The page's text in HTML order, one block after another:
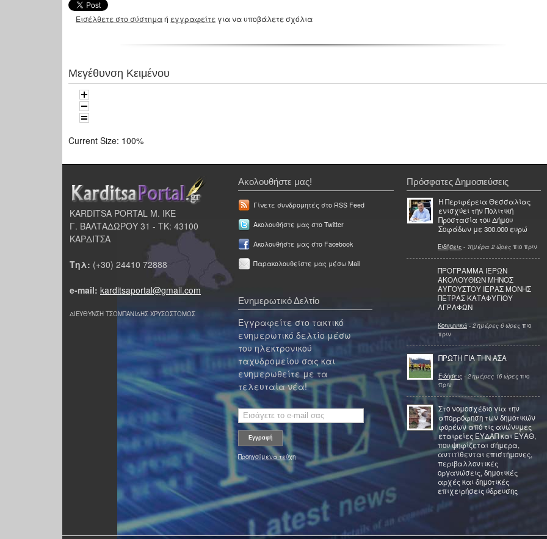
Εισέλθετε στο σύστημαή εγγραφείτε για να υποβάλετε σχόλια
Μεγέθυνση Κειμένου
Current Size: 100%
KARDITSA PORTAL Μ. ΙΚΕ
Γ. ΒΑΛΤΑΔΩΡΟΥ 31 - ΤΚ: 43100
ΚΑΡΔΙΤΣΑ
Τηλ: (+30) 24410 72888
e-mail: karditsaportal@gmail.com
ΔΙΕΥΘΥΝΣΗ ΤΣΟΜΠΑΝΙΔΗΣ ΧΡΥΣΟΣΤΟΜΟΣ
Ακολουθήστε μας!
Γίνετε συνδρομητές στο RSS Feed
Ακολουθήστε μας στο Twitter
Ακολουθήστε μας στο Facebook
Παρακολουθείστε μας μέσω Mail
Ενημερωτικό Δελτίο
Εγγραφείτε στο τακτικό
ενημερωτικό δελτίο μέσω
του ηλεκτρονικού
ταχυδρομείου σας και
ενημερωθείτε με τα
τελευταία νέα!
Προηγούμενα τεύχη
Πρόσφατες Δημοσιεύσεις
Η Περιφέρεια Θεσσαλίας
ενισχύει την Πολιτική
Προστασία του Δήμου
Σοφάδων με 300.000 ευρώ
Ειδήσεις - 1ημέρα 2 ώρες πιο πριν
ΠΡΟΓΡΑΜΜΑ ΙΕΡΩΝ
ΑΚΟΛΟΥΘΙΩΝ ΜΗΝΟΣ
ΑΥΓΟΥΣΤΟΥ ΙΕΡΑΣ ΜΟΝΗΣ
ΠΕΤΡΑΣ ΚΑΤΑΦΥΓΙΟΥ
ΑΓΡΑΦΩΝ
Κοινωνικά - 2 ημέρες 6 ώρες πιο
πριν
ΠΡΩΤΗ ΓΙΑ ΤΗΝ ΑΣΑ
Ειδήσεις - 2 ημέρες 16 ώρες πιο
πριν
Στο νομοσχέδιο για την
απορρόφηση των δημοτικών
φορέων από τις ανώνυμες
εταιρείες ΕΥΔΑΠ και ΕΥΑΘ,
που ψηφίζεται σήμερα,
αντιτίθενται επιστήμονες,
περιβαλλοντικές
οργανώσεις, δημοτικές
αρχές και δημοτικές
επιχειρήσεις ύδρευσης